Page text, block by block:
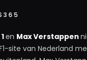
en Max Verstappen
site van Nederland